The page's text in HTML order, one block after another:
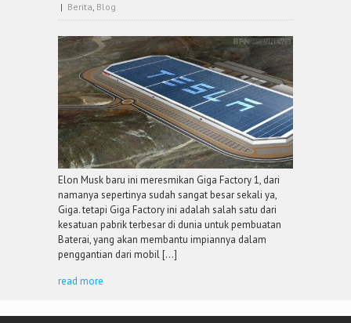
| Berita, Blog
Elon Musk baru ini meresmikan Giga Factory 1, dari
namanya sepertinya sudah sangat besar sekali ya,
Giga. tetapi Giga Factory ini adalah salah satu dari
kesatuan pabrik terbesar di dunia untuk pembuatan
Baterai, yang akan membantu impiannya dalam
penggantian dari mobil […]
read more